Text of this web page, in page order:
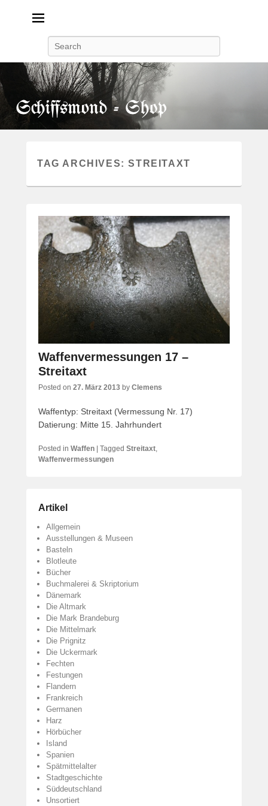
TAG ARCHIVES:STREITAXT
Waffenvermessungen 17 –
Streitaxt
Posted on 27. März 2013 by Clemens
Waffentyp: Streitaxt (Vermessung Nr. 17)
Datierung: Mitte 15. Jahrhundert
Posted in Waffen Tagged Streitaxt,
Waffenvermessungen
Artikel
Allgemein
Ausstellungen & Museen
Basteln
Blotleute
Bücher
Buchmalerei & Skriptorium
Dänemark
Die Altmark
Die Mark Brandeburg
Die Mittelmark
Die Prignitz
Die Uckermark
Fechten
Festungen
Flandern
Frankreich
Germanen
Harz
Hörbücher
Island
Spanien
Spätmittelalter
Stadtgeschichte
Süddeutschland
Unsortiert